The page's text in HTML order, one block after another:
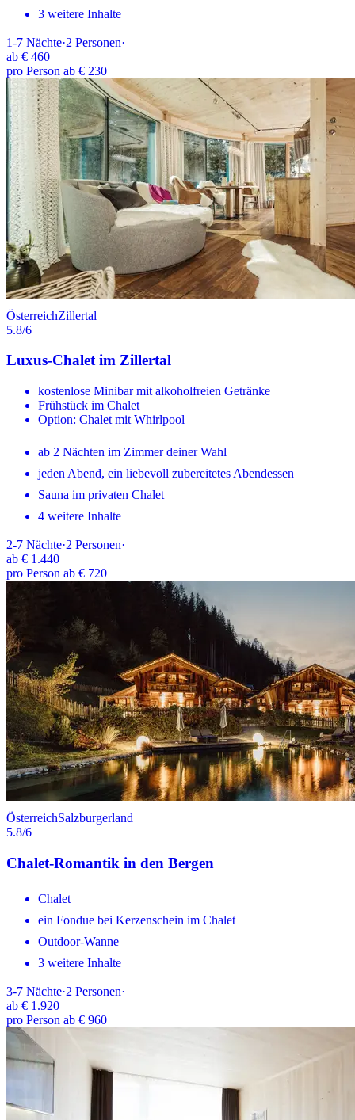
3 weitere Inhalte
1-7 Nächte·2 Personen·
ab € 460
pro Person ab € 230
ÖsterreichZillertal
5.8/6
Luxus-Chalet im Zillertal
kostenlose Minibar mit alkoholfreien Getränke
Frühstück im Chalet
Option: Chalet mit Whirlpool
ab 2 Nächten im Zimmer deiner Wahl
jeden Abend, ein liebevoll zubereitetes Abendessen
Sauna im privaten Chalet
4 weitere Inhalte
2-7 Nächte·2 Personen·
ab € 1.440
pro Person ab € 720
ÖsterreichSalzburgerland
5.8/6
Chalet-Romantik in den Bergen
Chalet
ein Fondue bei Kerzenschein im Chalet
Outdoor-Wanne
3 weitere Inhalte
3-7 Nächte·2 Personen·
ab € 1.920
pro Person ab € 960